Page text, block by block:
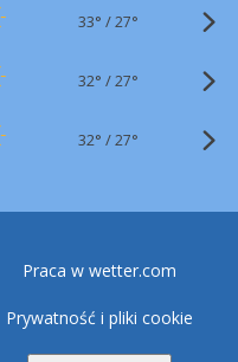
33° /27°
32° /27°
32° /27°
Praca w wetter.com
Prywatność i pliki cookie